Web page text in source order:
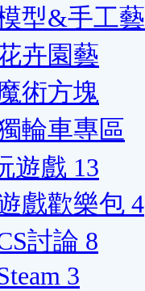
型&手工藝
卉園藝
術方塊
輪車專區
遊戲 13
戲歡樂包 4
討論 8
3